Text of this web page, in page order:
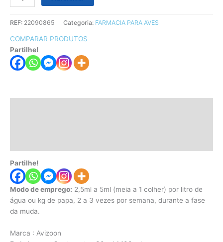
REF: 22090865 Categoria: FARMACIA PARA AVES
COMPARAR PRODUTOS
Partilhe!
Partilhe!
Modo de emprego: 2,5ml a 5ml (meia a 1 colher) por litro de
água ou kg de papa, 2 a 3 vezes por semana, durante a fase
da muda.
Marca : Avizoon